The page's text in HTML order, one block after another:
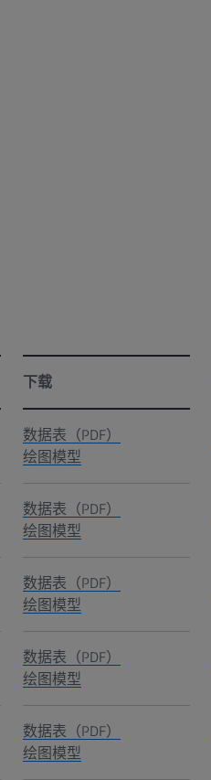
下载
数据表（PDF）
绘图模型
数据表（PDF）
绘图模型
数据表（PDF）
绘图模型
数据表（PDF）
绘图模型
数据表（PDF）
绘图模型